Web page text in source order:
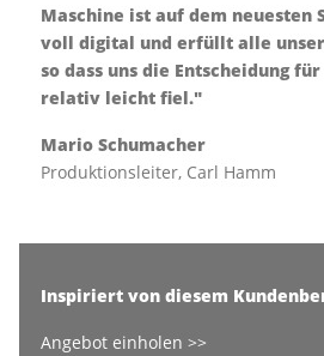
Maschine ist auf dem neuesten
voll digital und erfüllt alle
so dass uns die Entscheidung
relativ leicht fiel."
Mario Schumacher
Produktionsleiter, Carl Hamm
Inspiriert von diesem
Angebot einholen >>